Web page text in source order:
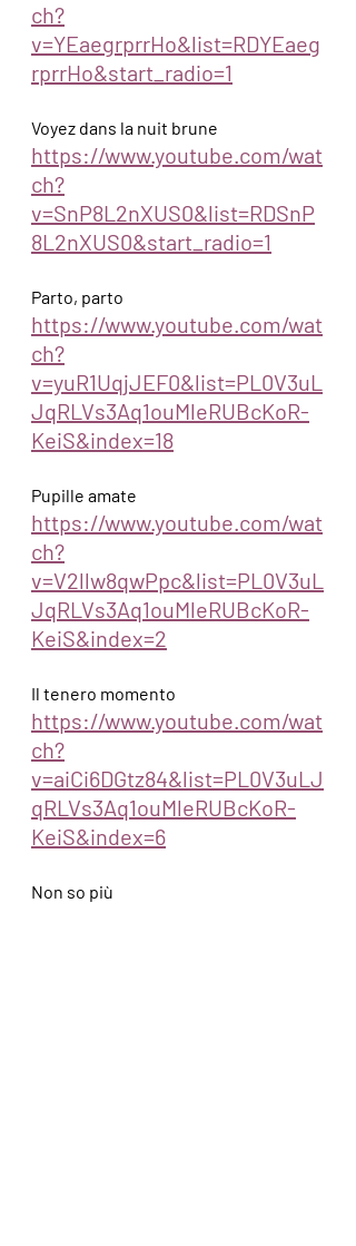
ch?
v=YEaegrprrHo&list=RDYEaeg
rprrHo&start_radio=1
Voyez dans la nuit brune
https://www.youtube.com/wat
ch?
v=SnP8L2nXUS0&list=RDSnP
8L2nXUS0&start_radio=1
Parto, parto
https://www.youtube.com/wat
ch?
v=yuR1UqjJEF0&list=PL0V3uL
JqRLVs3Aq1ouMleRUBcKoR-
KeiS&index=18
Pupille amate
https://www.youtube.com/wat
ch?
v=V2llw8qwPpc&list=PL0V3uL
JqRLVs3Aq1ouMleRUBcKoR-
KeiS&index=2
Il tenero momento
https://www.youtube.com/wat
ch?
v=aiCi6DGtz84&list=PL0V3uLJ
qRLVs3Aq1ouMleRUBcKoR-
KeiS&index=6
Non so più